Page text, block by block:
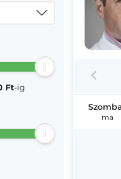
Ft-ig
ma